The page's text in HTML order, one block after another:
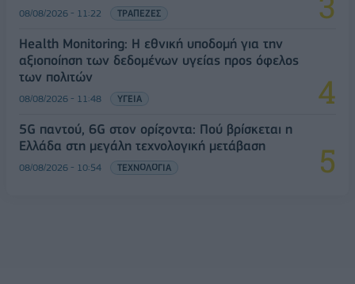
08/08/2026 - 11:22 ΤΡΑΠΕΖΕΣ
Health Monitoring: Η εθνική υποδομή για την
αξιοποίηση των δεδομένων υγείας προς όφελος
των πολιτών
08/08/2026 - 11:48 ΥΓΕΙΑ
5G παντού, 6G στον ορίζοντα: Πού βρίσκεται η
Ελλάδα στη μεγάλη τεχνολογική μετάβαση
08/08/2026 - 10:54 ΤΕΧΝΟΛΟΓΙΑ